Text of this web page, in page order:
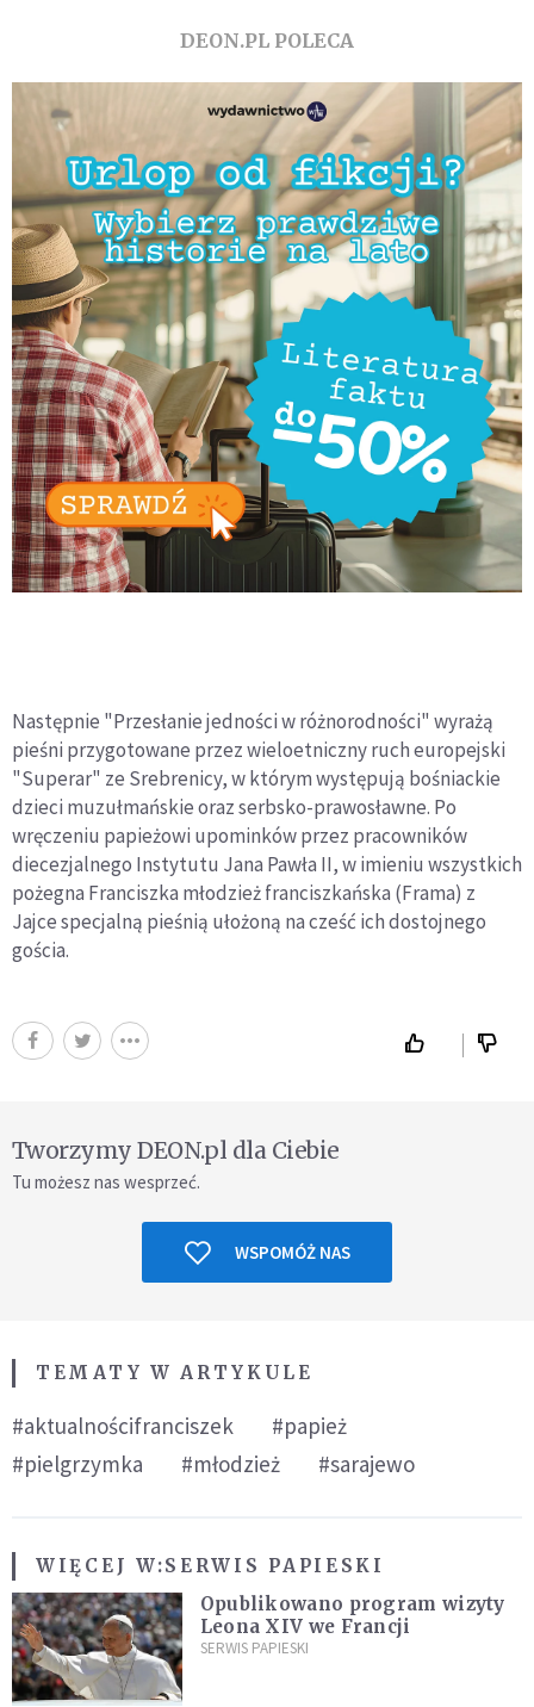
DEON.PL POLECA
Następnie "Przesłanie jedności w różnorodności" wyrażą
pieśni przygotowane przez wieloetniczny ruch europejski
"Superar" ze Srebrenicy, w którym występują bośniackie
dzieci muzułmańskie oraz serbsko-prawosławne. Po
wręczeniu papieżowi upominków przez pracowników
diecezjalnego Instytutu Jana Pawła II, w imieniu wszystkich
pożegna Franciszka młodzież franciszkańska (Frama) z
Jajce specjalną pieśnią ułożoną na cześć ich dostojnego
gościa.
Tworzymy DEON.pl dla Ciebie
Tu możesz nas wesprzeć.
WSPOMÓŻ NAS
TEMATY W ARTYKULE
#aktualnościfranciszek
#papież
#pielgrzymka
#młodzież #sarajewo
WIĘCEJ W:SERWIS PAPIESKI
Opublikowano program wizyty
Leona XIV we Francji
SERWIS PAPIESKI